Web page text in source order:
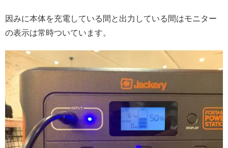
因みに本体を充電している間と出力している間はモニター
の表示は常時ついています。